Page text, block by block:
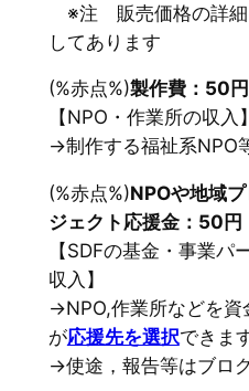
※注 販売価格の詳細
してあります
(%赤点%)製作費：50円
【NPO・作業所の収入】
→制作する福祉系NPO
(%赤点%)NPOや地域
ジェクト応援金：50円
【SDFの基金・事業パ
収入】
→NPO,作業所などを資
が応援先を選択できま
→使途，報告等はブロ